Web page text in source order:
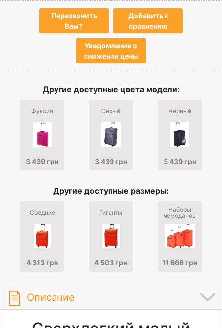
Перезвонить
Вам?
Добавить к
сравнению
Уведомление о
снижении цены
Другие доступные цвета модели:
Фуксия
3 439 грн
Серый
3 439 грн
Черный
3 439 грн
Другие доступные размеры:
Средние
4 313 грн
Гиганты
4 503 грн
Наборы
чемоданов
11 666 грн
Описание